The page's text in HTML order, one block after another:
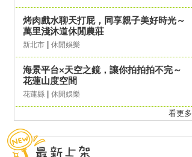
烤肉戲水聊天打屁，同享親子美好時光～
萬里淺沐道休閒農莊
新北市 休閒娛樂
海景平台×天空之鏡，讓你拍拍拍不完～
花蓮山度空間
花蓮縣 休閒娛樂
看更多